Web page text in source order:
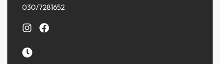
030/7281652